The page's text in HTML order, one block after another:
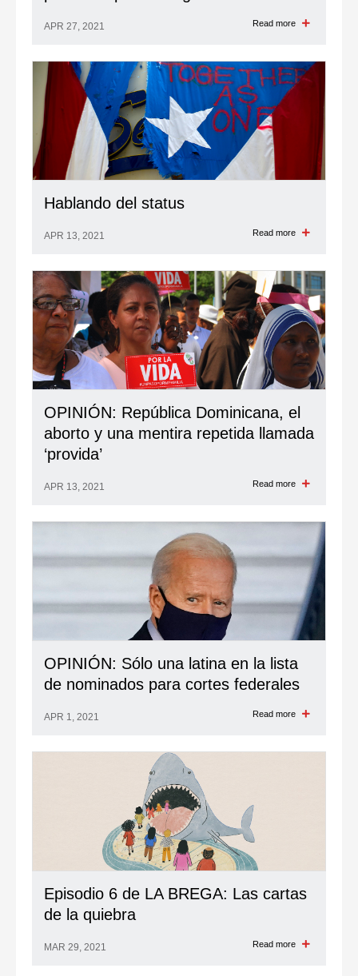
APR 27, 2021 Read more
Hablando del status
APR 13, 2021 Read more
OPINIÓN: República Dominicana, el
aborto y una mentira repetida llamada
‘provida’
APR 13, 2021 Read more
OPINIÓN: Sólo una latina en la lista
de nominados para cortes federales
APR 1, 2021 Read more
Episodio 6 de LA BREGA: Las cartas
de la quiebra
MAR 29, 2021 Read more